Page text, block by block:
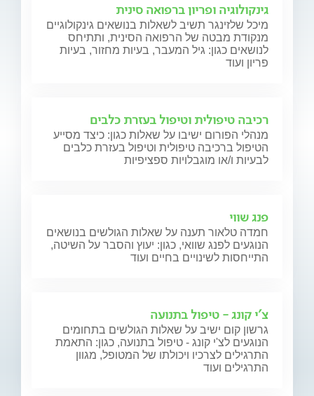
גינקולוגיה ופריון ברפואה סינית
מיכל שלזינגר תשיב לשאלות בנושאים גינקולוגיים
מנקודת מבטה של הרפואה הסינית, ותתיחס
לנושאים כגון: גיל המעבר, בעיות מחזור, בעיות
פריון ועוד
רכיבה טיפולית וטיפול בעזרת כלבים
מנהלי הפורום ישיבו על שאלות כגון: כיצד מסייע
הטיפול ברכיבה טיפולית וטיפול בעזרת כלבים
לבעיות ו/או מוגבלויות ספציפיות
פנג שווי
חמדה טלאור תענה על שאלות הגולשים בנושאים
הנוגעים לפנג שוואי, כגון: יעוץ והסבר על השיטה,
התייחסות לשינויים בחיים ועוד
צ'י קונג - טיפול בתנועה
גרשון קום ישיב על שאלות הגולשים בתחומים
הנוגעים לצ'י קונג - טיפול בתנועה, כגון: התאמת
התרגילים לצרכיו ויכולתו של המטופל, מגוון
התרגילים ועוד